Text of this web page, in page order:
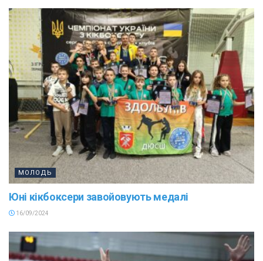
МОЛОДЬ
Юні кікбоксери завойовують медалі
16/09/2024